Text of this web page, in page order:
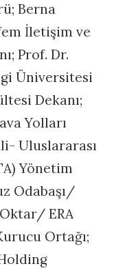
Berna
İletişim ve
Prof. Dr.
Üniversitesi
Dekanı;
Yolları
Uluslararası
Yönetim
Odabaşı/
ERA
Ortağı;